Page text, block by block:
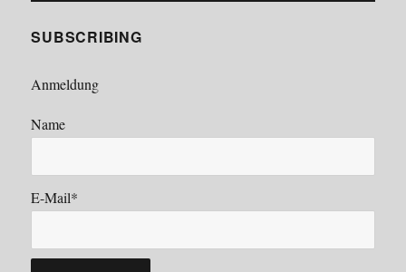
SUBSCRIBING
Anmeldung
Name
E-Mail*